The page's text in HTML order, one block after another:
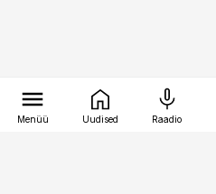
Menüü Uudised Raadio